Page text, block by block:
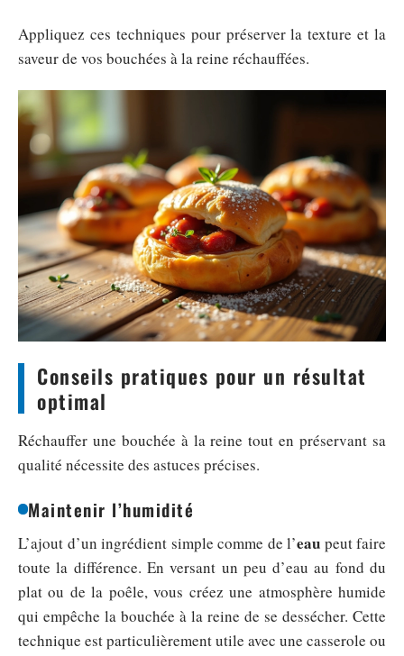
Appliquez ces techniques pour préserver la texture et la
saveur de vos bouchées à la reine réchauffées.
Conseils pratiques pour un résultat
optimal
Réchauffer une bouchée à la reine tout en préservant sa
qualité nécessite des astuces précises.
Maintenir l’humidité
L’ajout d’un ingrédient simple comme de l’eau peut faire
toute la différence. En versant un peu d’eau au fond du
plat ou de la poêle, vous créez une atmosphère humide
qui empêche la bouchée à la reine de se dessécher. Cette
technique est particulièrement utile avec une casserole ou